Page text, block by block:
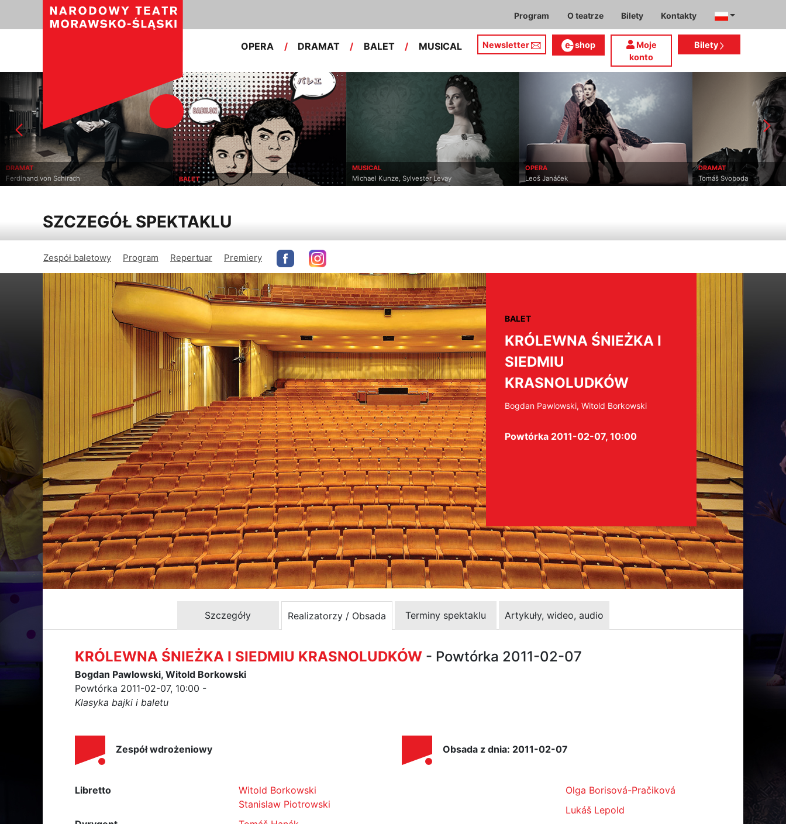
Program O teatrze Bilety Kontakty
OPERA / DRAMAT / BALET / MUSICAL Newsletter shop
Moje
konto
Bilety
BALET
MUSICAL
Michael Kunze, Sylvester Levay
OPERA
Leoš Janáček
DRAMAT
Tomáš Svoboda
SZCZEGÓŁ SPEKTAKLU
Zespół baletowy Program Repertuar Premiery
BALET
KRÓLEWNA ŚNIEŻKA I
SIEDMIU
KRASNOLUDKÓW
Bogdan Pawlowski, Witold Borkowski
Powtórka 2011-02-07, 10:00
Szczegóły Realizatorzy / Obsada Terminy spektaklu Artykuły, wideo, audio
KRÓLEWNA ŚNIEŻKA I SIEDMIU KRASNOLUDKÓW - Powtórka 2011-02-07
Bogdan Pawlowski, Witold Borkowski
Powtórka 2011-02-07, 10:00 -
Klasyka bajki i baletu
Zespół wdrożeniowy
Libretto
Witold Borkowski
Stanislaw Piotrowski
Obsada z dnia: 2011-02-07
Olga Borisová-Pračiková
Lukáš Lepold